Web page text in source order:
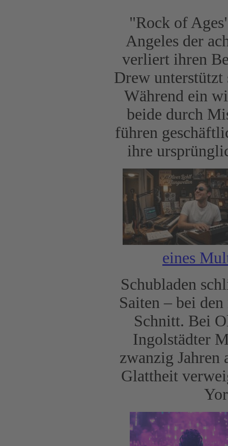
"Rock of
Angeles der
verliert ihren
Drew
Während ein
beide durch
führen
ihre
eines
Schubladen
Saiten – bei
Schnitt. Bei
Ingolstädter
zwanzig Jahren
Glattheit